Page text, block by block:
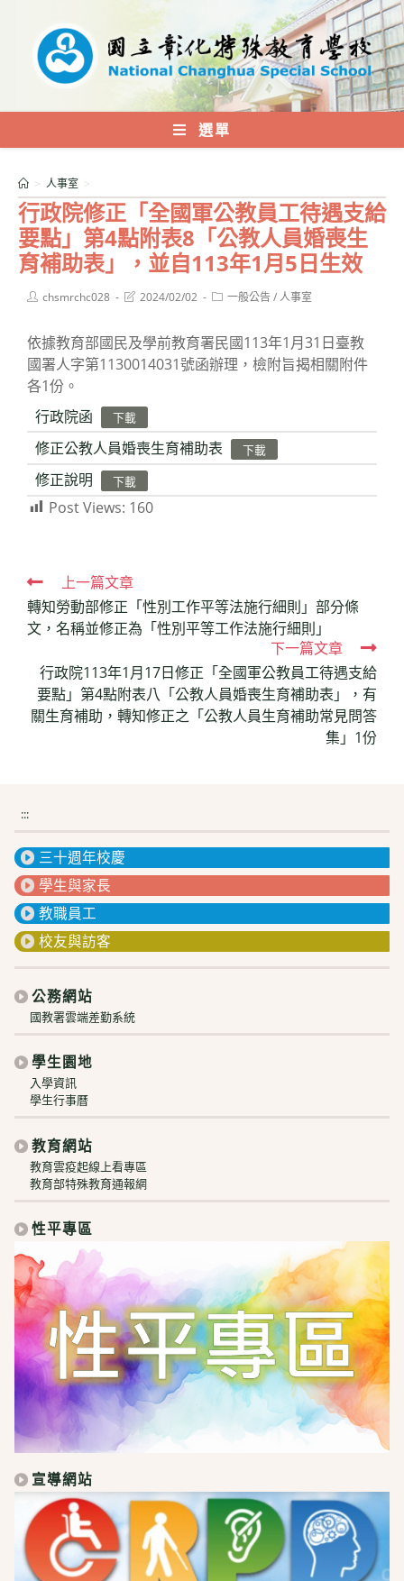
內
選單
行政院修正「全國軍公教員工待遇支給
要點」第4點附表8「公教人員婚喪生
育補助表」，並自113年1月5日生效
> 人事室 >
Postchsmrchc028
Post2024/02/02
Post一般公告/人事室
依據教育部國民及學前教育署民國113年1月31日臺教
國署人字第1130014031號函辦理，檢附旨揭相關附件
各1份。
行政院函
下載
修正公教人員婚喪生育補助表 下載
修正說明 下載
Post Views: 160
Read
more
articles
上一篇文章
轉知勞動部修正「性別工作平等法施行細則」部分條
文，名稱並修正為「性別平等工作法施行細則」
下一篇文章
行政院113年1月17日修正「全國軍公教員工待遇支給
要點」第4點附表八「公教人員婚喪生育補助表」，有
關生育補助，轉知修正之「公教人員生育補助常見問答
集」1份
:::
三十週年校慶
學生與家長
教職員工
校友與訪客
公務網站
國教署雲端差勤系統
學生園地
入學資訊
學生行事曆
教育網站
教育雲疫起線上看專區
教育部特殊教育通報網
性平專區
宣導網站